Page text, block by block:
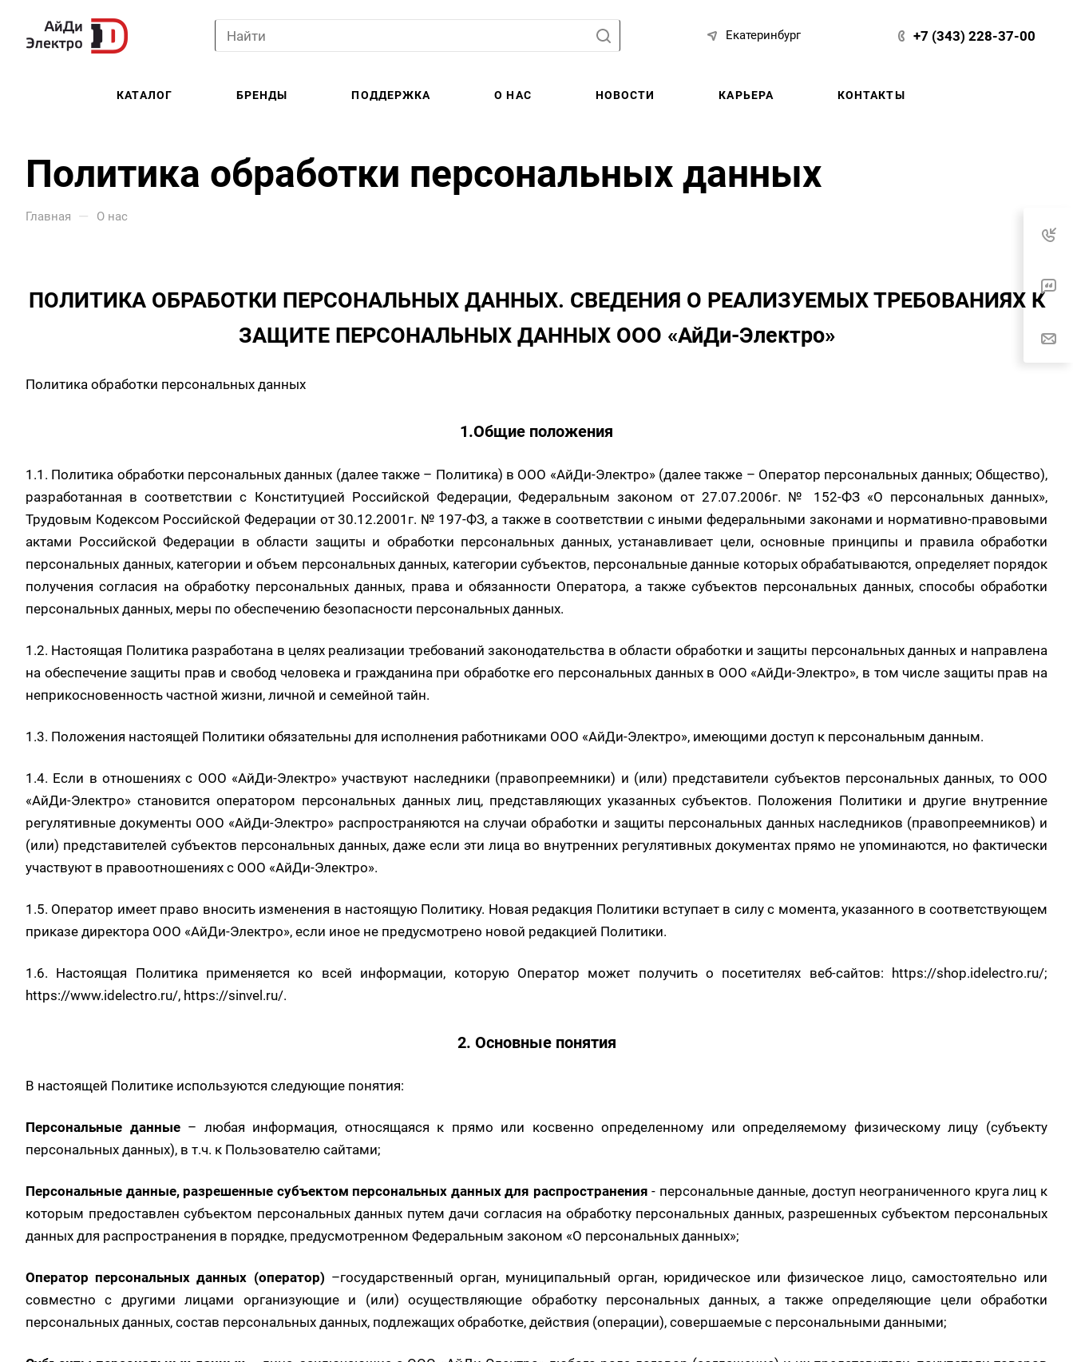
Екатеринбург +7 (343) 228-37-00
КАТАЛОГ БРЕНДЫ ПОДДЕРЖКА О НАС НОВОСТИ КАРЬЕРА КОНТАКТЫ
Политика обработки персональных данных
Главная — О нас
ПОЛИТИКА ОБРАБОТКИ ПЕРСОНАЛЬНЫХ ДАННЫХ. СВЕДЕНИЯ О РЕАЛИЗУЕМЫХ ТРЕБОВАНИЯХ К
ЗАЩИТЕ ПЕРСОНАЛЬНЫХ ДАННЫХ ООО «АйДи-Электро»
Политика обработки персональных данных
1.Общие положения
1.1. Политика обработки персональных данных (далее также – Политика) в ООО «АйДи-Электро» (далее также – Оператор персональных данных; Общество),
разработанная в соответствии с Конституцией Российской Федерации, Федеральным законом от 27.07.2006г. № 152-ФЗ «О персональных данных»,
Трудовым Кодексом Российской Федерации от 30.12.2001г. № 197-ФЗ, а также в соответствии с иными федеральными законами и нормативно-правовыми
актами Российской Федерации в области защиты и обработки персональных данных, устанавливает цели, основные принципы и правила обработки
персональных данных, категории и объем персональных данных, категории субъектов, персональные данные которых обрабатываются, определяет порядок
получения согласия на обработку персональных данных, права и обязанности Оператора, а также субъектов персональных данных, способы обработки
персональных данных, меры по обеспечению безопасности персональных данных.
1.2. Настоящая Политика разработана в целях реализации требований законодательства в области обработки и защиты персональных данных и направлена
на обеспечение защиты прав и свобод человека и гражданина при обработке его персональных данных в ООО «АйДи-Электро», в том числе защиты прав на
неприкосновенность частной жизни, личной и семейной тайн.
1.3. Положения настоящей Политики обязательны для исполнения работниками ООО «АйДи-Электро», имеющими доступ к персональным данным.
1.4. Если в отношениях с ООО «АйДи-Электро» участвуют наследники (правопреемники) и (или) представители субъектов персональных данных, то ООО
«АйДи-Электро» становится оператором персональных данных лиц, представляющих указанных субъектов. Положения Политики и другие внутренние
регулятивные документы ООО «АйДи-Электро» распространяются на случаи обработки и защиты персональных данных наследников (правопреемников) и
(или) представителей субъектов персональных данных, даже если эти лица во внутренних регулятивных документах прямо не упоминаются, но фактически
участвуют в правоотношениях с ООО «АйДи-Электро».
1.5. Оператор имеет право вносить изменения в настоящую Политику. Новая редакция Политики вступает в силу с момента, указанного в соответствующем
приказе директора ООО «АйДи-Электро», если иное не предусмотрено новой редакцией Политики.
1.6. Настоящая Политика применяется ко всей информации, которую Оператор может получить о посетителях веб-сайтов: https://shop.idelectro.ru/;
https://www.idelectro.ru/, https://sinvel.ru/.
2. Основные понятия
В настоящей Политике используются следующие понятия:
Персональные данные– любая информация, относящаяся к прямо или косвенно определенному или определяемому физическому лицу (субъекту
персональных данных), в т.ч. к Пользователю сайтами;
Персональные данные, разрешенные субъектом персональных данных для распространения- персональные данные, доступ неограниченного круга лиц к
которым предоставлен субъектом персональных данных путем дачи согласия на обработку персональных данных, разрешенных субъектом персональных
данных для распространения в порядке, предусмотренном Федеральным законом «О персональных данных»;
Оператор персональных данных (оператор) –государственный орган, муниципальный орган, юридическое или физическое лицо, самостоятельно или
совместно с другими лицами организующие и (или) осуществляющие обработку персональных данных, а также определяющие цели обработки
персональных данных, состав персональных данных, подлежащих обработке, действия (операции), совершаемые с персональными данными;